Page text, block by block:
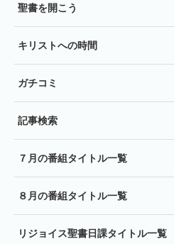
聖書を開こう
キリストへの時間
ガチコミ
記事検索
７月の番組タイトル一覧
８月の番組タイトル一覧
リジョイス聖書日課タイトル一覧